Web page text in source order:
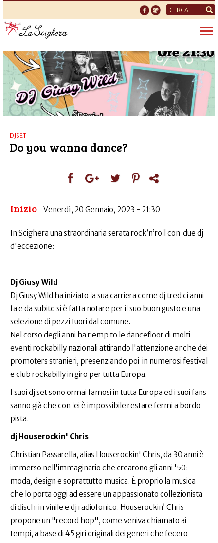
Form
di
ricerca
DJSET
Do you wanna dance?
Inizio Venerdì, 20 Gennaio, 2023 - 21:30
In Scighera una straordinaria serata rock’n’roll con due dj
d'eccezione:
Dj Giusy Wild
Dj Giusy Wild ha iniziato la sua carriera come dj tredici anni
fa e da subito si è fatta notare per il suo buon gusto e una
selezione di pezzi fuori dal comune.
Nel corso degli anni ha riempito le dancefloor di molti
eventi rockabilly nazionali attirando l'attenzione anche dei
promoters stranieri, presenziando poi in numerosi festival
e club rockabilly in giro per tutta Europa.
I suoi dj set sono ormai famosi in tutta Europa ed i suoi fans
sanno già che con lei è impossibile restare fermi a bordo
pista.
dj Houserockin' Chris
Christian Passarella, alias Houserockin' Chris, da 30 anni è
immerso nell'immaginario che crearono gli anni '50:
moda, design e soprattutto musica. È proprio la musica
che lo porta oggi ad essere un appassionato collezionista
di dischi in vinile e dj radiofonico. Houserockin’ Chris
propone un "record hop", come veniva chiamato ai
tempi, a base di 45 giri originali dei generi che fecero